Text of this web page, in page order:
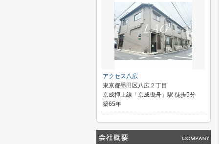
アクセス八広
東京都墨田区八広２丁目
京成押上線「京成曳舟」駅 徒歩5分
築65年